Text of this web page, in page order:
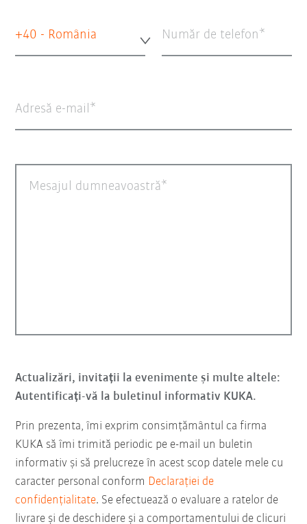
+40 - România Număr de telefon
Adresă e-mail
Mesajul dumneavoastră
Actualizări, invitații la evenimente și multe altele:
Autentificați-vă la buletinul informativ KUKA.
Prin prezenta, îmi exprim consimțământul ca firma
KUKA să îmi trimită periodic pe e-mail un buletin
informativ şi să prelucreze în acest scop datele mele cu
caracter personal conform Declarației de
confidențialitate. Se efectuează o evaluare a ratelor de
livrare și de deschidere și a comportamentului de clicuri